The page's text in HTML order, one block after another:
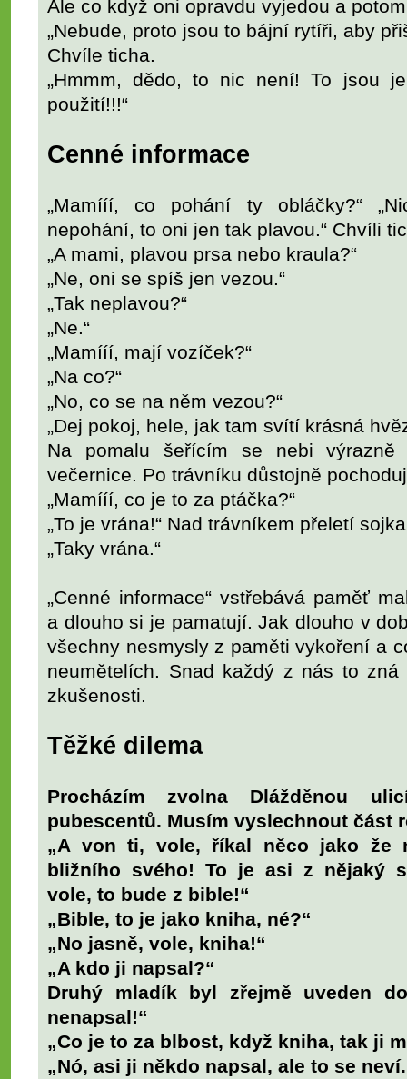
Ale co když oni opravdu vyjedou a
„Nebude, proto jsou to bájní rytíři, aby
Chvíle ticha.
„Hmmm, dědo, to nic není! To jsou
použití!!!“
Cenné informace
„Mamííí, co pohání ty obláčky?“
nepohání, to oni jen tak plavou.“ Chvíli
„A mami, plavou prsa nebo kraula?“
„Ne, oni se spíš jen vezou.“
„Tak neplavou?“
„Ne.“
„Mamííí, mají vozíček?“
„Na co?“
„No, co se na něm vezou?“
„Dej pokoj, hele, jak tam svítí krásná
Na pomalu šeřícím se nebi výrazně
večernice. Po trávníku důstojně
„Mamííí, co je to za ptáčka?“
„To je vrána!“ Nad trávníkem přeletí
„Taky vrána.“
„Cenné informace“ vstřebává paměť
a dlouho si je pamatují. Jak dlouho v
všechny nesmysly z paměti vykoření a
neumětelích. Snad každý z nás to
zkušenosti.
Těžké dilema
Procházím zvolna Dlážděnou
pubescentů. Musím vyslechnout část
„A von ti, vole, říkal něco jako že
bližního svého! To je asi z nějaký
vole, to bude z bible!“
„Bible, to je jako kniha, né?“
„No jasně, vole, kniha!“
„A kdo ji napsal?“
Druhý mladík byl zřejmě uveden
nenapsal!“
„Co je to za blbost, když kniha, tak ji
„Nó, asi ji někdo napsal, ale to se